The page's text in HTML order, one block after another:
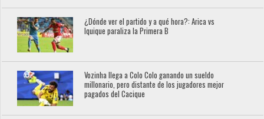
¿Dónde ver el partido y a qué hora?: Arica vs
Iquique paraliza la Primera B
Vozinha llega a Colo Colo ganando un sueldo
millonario, pero distante de los jugadores mejor
pagados del Cacique